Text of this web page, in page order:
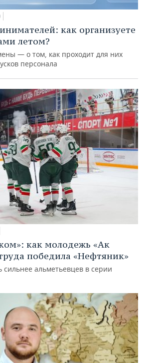
как организуете
летом?
— о том, как проходит для них
персонала
как молодежь «Ак
победила «Нефтяник»
сильнее альметьевцев в серии